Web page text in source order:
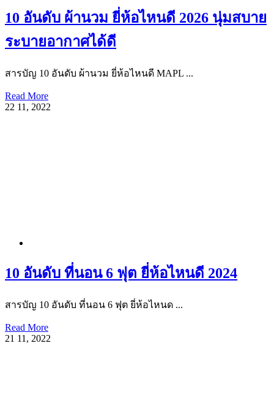
10 อันดับ ผ้านวม ยี่ห้อไหนดี 2026 นุ่มสบาย
ระบายอากาศได้ดี
สารบัญ 10 อันดับ ผ้านวม ยี่ห้อไหนดี MAPL ...
Read More
22 11, 2022
10 อันดับ ที่นอน 6 ฟุต ยี่ห้อไหนดี 2024
สารบัญ 10 อันดับ ที่นอน 6 ฟุต ยี่ห้อไหนด ...
Read More
21 11, 2022